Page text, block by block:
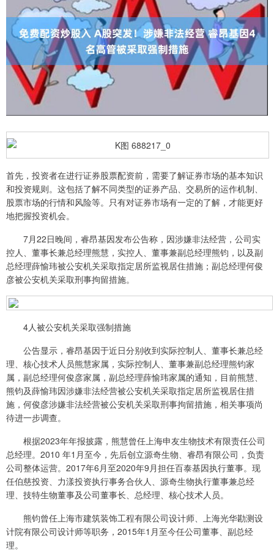
首先，投资者在进行证券股票配资前，需要了解证券市场的基本知识
和投资规则。这包括了解不同类型的证券产品、交易所的运作机制、
股票市场的行情和风险等。只有对证券市场有一定的了解，才能更好
地把握投资机会。
7月22日晚间，睿昂基因发布公告称，因涉嫌非法经营，公司实
控人、董事长兼总经理熊慧，实控人、董事兼副总经理熊钧，以及副
总经理薛愉玮被公安机关采取指定居所监视居住措施；副总经理何俊
彦被公安机关采取刑事拘留措施。
4人被公安机关采取强制措施
公告显示，睿昂基因于近日分别收到实际控制人、董事长兼总经
理、核心技术人员熊慧家属，实际控制人、董事兼副总经理熊钧家
属，副总经理何俊彦家属，副总经理薛愉玮家属的通知，目前熊慧、
熊钧及薛愉玮因涉嫌非法经营被公安机关采取指定居所监视居住措
施，何俊彦涉嫌非法经营被公安机关采取刑事拘留措施，相关事项尚
待进一步调查。
根据2023年年报披露，熊慧曾任上海申友生物技术有限责任公司
总经理。2010 年1月至今，先后创立源奇生物、睿昂有限公司，负责
公司整体运营。2017年6月至2020年9月担任百泰基因执行董事。现
任伯慈投资、力漾投资执行事务合伙人、源奇生物执行董事兼总经
理、技特生物董事及公司董事长、总经理、核心技术人员。
熊钧曾任上海市建筑装饰工程有限公司设计师、上海光华勘测设
计院有限公司设计师等职务，2015年1月至今任公司董事、副总经
理。